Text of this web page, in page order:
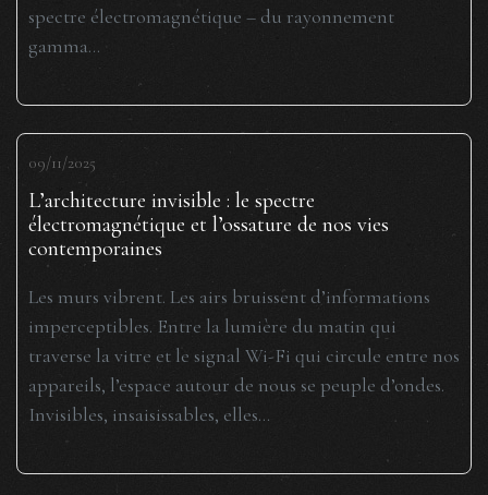
spectre électromagnétique – du rayonnement
gamma...
09/11/2025
L’architecture invisible : le spectre
électromagnétique et l’ossature de nos vies
contemporaines
Les murs vibrent. Les airs bruissent d’informations
imperceptibles. Entre la lumière du matin qui
traverse la vitre et le signal Wi-Fi qui circule entre nos
appareils, l’espace autour de nous se peuple d’ondes.
Invisibles, insaisissables, elles...